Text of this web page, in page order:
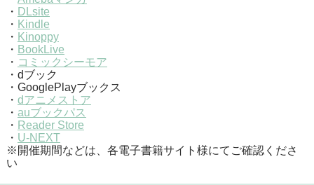
・ DLsite
・ Kindle
・ Kinoppy
・ BookLive
・ コミックシーモア
・dブック
・GooglePlayブックス
・ dアニメストア
・ auブックパス
・ Reader Store
・ U-NEXT
※開催期間などは、各電子書籍サイト様にてご確認くださ
い